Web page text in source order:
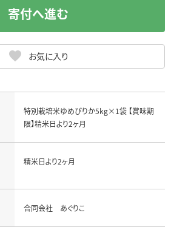
お気に入り
寄付へ進む
特別栽培米ゆめぴりか5kg×1袋 【賞味期
限】精米日より2ヶ月
精米日より2ヶ月
合同会社 あぐりこ